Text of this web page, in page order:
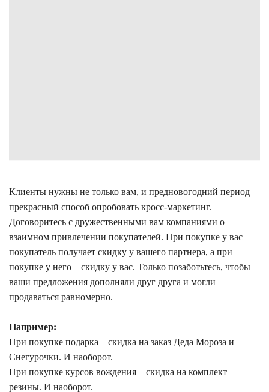
Клиенты нужны не только вам, и предновогодний период –
прекрасный способ опробовать кросс-маркетинг.
Договоритесь с дружественными вам компаниями о
взаимном привлечении покупателей. При покупке у вас
покупатель получает скидку у вашего партнера, а при
покупке у него – скидку у вас. Только позаботьтесь, чтобы
ваши предложения дополняли друг друга и могли
продаваться равномерно.
Например:
При покупке подарка – скидка на заказ Деда Мороза и
Снегурочки. И наоборот.
При покупке курсов вождения – скидка на комплект
резины. И наоборот.